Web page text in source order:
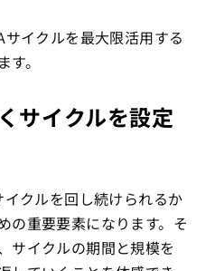
イクルを最大限活用する
。
サイクルを設定
クルを回し続けられるか
の重要要素になります。そ
サイクルの期間と規模を